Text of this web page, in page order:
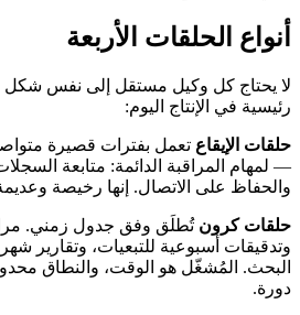
أنواع الحلقات الأربعة
لا يحتاج كل وكيل مستقل إلى نفس شكل
رئيسية في الإنتاج اليوم:
حلقات الإيقاعتعمل بفترات قصيرة
— لمهام المراقبة الدائمة: متابعة
والحفاظ على الاتصال. إنها رخيصة وعديمة
حلقات كرونتُطلَق وفق جدول زمني.
وتدقيقات أسبوعية للتبعيات، وتقارير
البحث. المُشغّل هو الوقت، والنطاق
دورة.